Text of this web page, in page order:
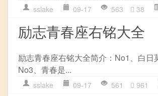
sslake 09-17 563 38
励志青春座右铭大全
励志青春座右铭大全简介：No1、白
No3、青春是...
sslake 09-17 561 961